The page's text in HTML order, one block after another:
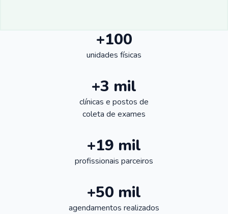
+100
unidades físicas
+3 mil
clínicas e postos de
coleta de exames
+19 mil
profissionais parceiros
+50 mil
agendamentos realizados